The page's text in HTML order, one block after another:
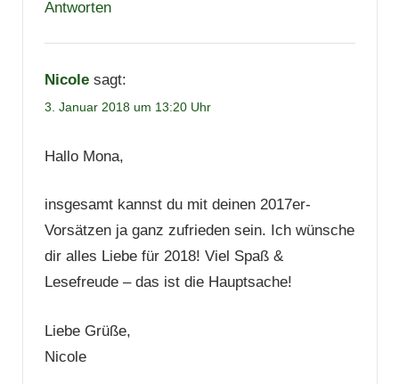
Antworten
Nicole sagt:
3. Januar 2018 um 13:20 Uhr
Hallo Mona,
insgesamt kannst du mit deinen 2017er-
Vorsätzen ja ganz zufrieden sein. Ich wünsche
dir alles Liebe für 2018! Viel Spaß &
Lesefreude – das ist die Hauptsache!
Liebe Grüße,
Nicole